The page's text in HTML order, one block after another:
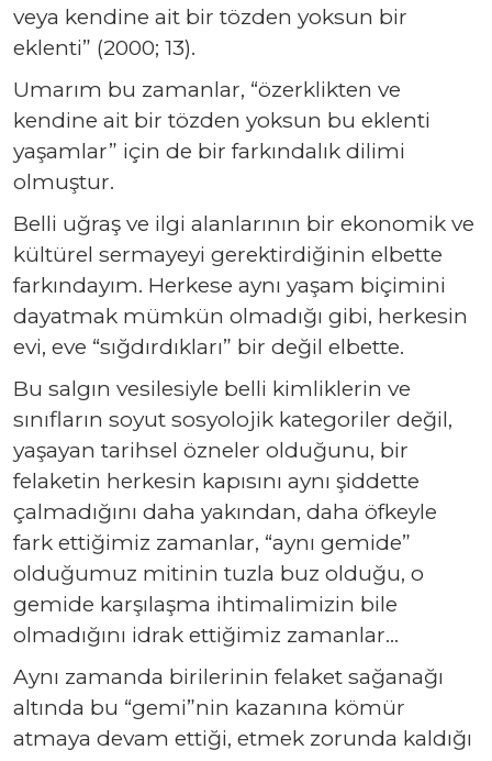
veya kendine ait bir tözden yoksun bir
eklenti” (2000; 13).
Umarım bu zamanlar, “özerklikten ve
kendine ait bir tözden yoksun bu eklenti
yaşamlar” için de bir farkındalık dilimi
olmuştur.
Belli uğraş ve ilgi alanlarının bir ekonomik ve
kültürel sermayeyi gerektirdiğinin elbette
farkındayım. Herkese aynı yaşam biçimini
dayatmak mümkün olmadığı gibi, herkesin
evi, eve “sığdırdıkları” bir değil elbette.
Bu salgın vesilesiyle belli kimliklerin ve
sınıfların soyut sosyolojik kategoriler değil,
yaşayan tarihsel özneler olduğunu, bir
felaketin herkesin kapısını aynı şiddette
çalmadığını daha yakından, daha öfkeyle
fark ettiğimiz zamanlar, “aynı gemide”
olduğumuz mitinin tuzla buz olduğu, o
gemide karşılaşma ihtimalimizin bile
olmadığını idrak ettiğimiz zamanlar…
Aynı zamanda birilerinin felaket sağanağı
altında bu “gemi”nin kazanına kömür
atmaya devam ettiği, etmek zorunda kaldığı